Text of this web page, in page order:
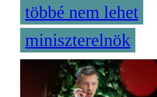
többé nem lehet
miniszterelnök